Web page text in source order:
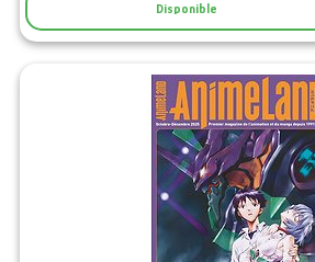
Disponible